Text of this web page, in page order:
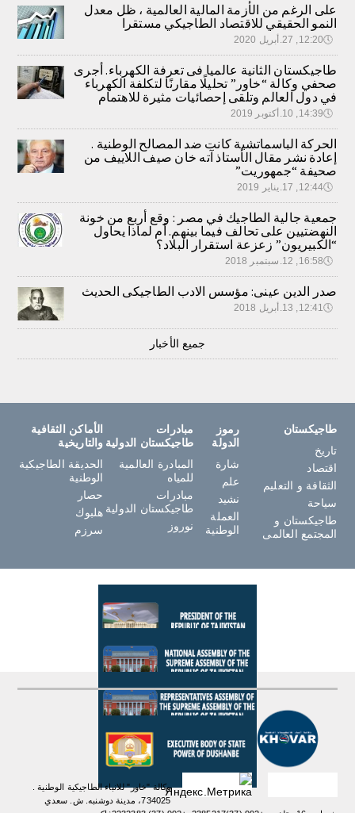
على الرغم من الأزمة المالية العالمية ، ظل معدل
النمو الحقيقي للاقتصاد الطاجيكي مستقرا
🕔12:20, 27.أبريل 2020
طاجيكستان الثانية عالميا فى تعرفة الكهرباء. أجرى
صحفي وكالة “خاور” تحليلًا مقارنًا لتكلفة الكهرباء
في دول العالم وتلقى إحصائيات مثيرة للاهتمام
🕔14:39, 10.أكتوبر 2019
الحركة الباسماتشية كانت ضد المصالح الوطنية .
إعادة نشر مقال الأستاذ آته خان صيف اللاييف من
صحيفة “جمهوريت”
🕔12:44, 17.يناير 2019
جمعية جالية الطاجيك في مصر : وقع أربع من خونة
النهضتيين على تحالف فيما بينهم. أم لماذا يحاول
“الكبيريون” زعزعة استقرار البلاد؟
🕔16:58, 12.سبتمبر 2018
صدر الدين عينى: مؤسس الادب الطاجيكى الحديث
🕔12:41, 13.أبريل 2018
جميع الأخبار
طاجيكستان
تاريخ
اقتصاد
الثقافة و التعليم
سياحة
طاجيكستان و
المجتمع العالمى
رموز
الدولة
شارة
علم
نشيد
العملة
الوطنية
مبادرات
طاجيكستان الدولية
المبادرة العالمية
للمياه
مبادرات
طاجيكستان الدولية
نوروز
الأماكن الثقافية
والتاريخية
الحديقة الطاجيكية
الوطنية
حصار
هلبوك
سرزم
وكالة "خاور" للانباء الطاجيكية الوطنية .
734025، مدينة دوشنبه. ش. سعدي